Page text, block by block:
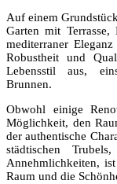
Auf einem
Garten mit Terrasse,
mediterraner
Robustheit und
Lebensstil aus,
Brunnen.
Obwohl einige
Möglichkeit, den
der authentische
städtischen
Annehmlichkeiten,
Raum und die